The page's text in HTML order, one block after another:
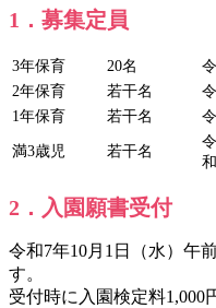
1．募集定員
3年保育 20名
2年保育
若干名
1年保育
若干名
満3歳児 若干名
2．入園願書受付
令和7年10月1日（水）午
す。
受付時に入園検定料1,000